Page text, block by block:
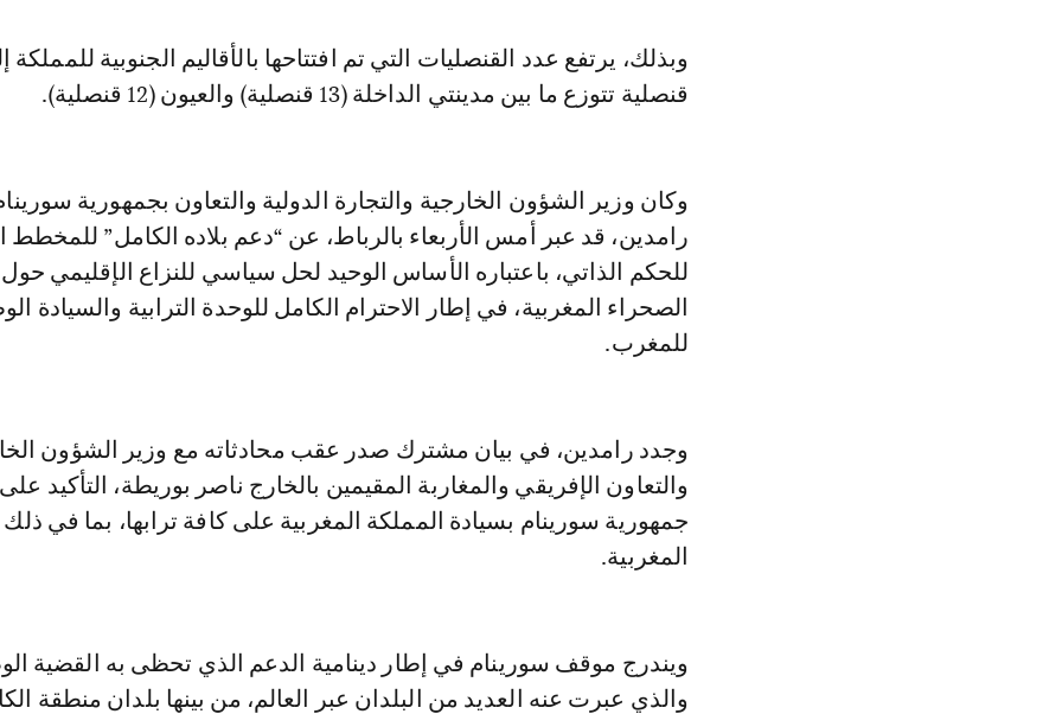
قنصلية تتوزع ما بين مدينتي الداخلة (13 قنصلية) والعيون (12 قنصلية).
وكان وزير الشؤون الخارجية والتجارة الدولية والتعاون بجمهورية
رامدين، قد عبر أمس الأربعاء بالرباط، عن “دعم بلاده الكامل” للمخطط
للحكم الذاتي، باعتباره الأساس الوحيد لحل سياسي للنزاع الإقليمي حول
الصحراء المغربية، في إطار الاحترام الكامل للوحدة الترابية والسيادة
للمغرب.
وجدد رامدين، في بيان مشترك صدر عقب محادثاته مع وزير الشؤون
والتعاون الإفريقي والمغاربة المقيمين بالخارج ناصر بوريطة، التأكيد
جمهورية سورينام بسيادة المملكة المغربية على كافة ترابها، بما في
المغربية.
ويندرج موقف سورينام في إطار دينامية الدعم الذي تحظى به القضية
والذي عبرت عنه العديد من البلدان عبر العالم، من بينها بلدان منطقة